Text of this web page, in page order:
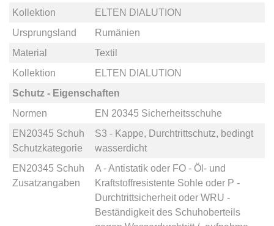
Kollektion
ELTEN DIALUTION
Ursprungsland
Rumänien
Material
Textil
Kollektion
ELTEN DIALUTION
Schutz - Eigenschaften
Normen
EN 20345 Sicherheitsschuhe
EN20345 Schuh
Schutzkategorie
S3 - Kappe, Durchtrittschutz, bedingt
wasserdicht
EN20345 Schuh
Zusatzangaben
A - Antistatikoder FO - Öl- und
Kraftstoffresistente Sohle oder P -
Durchtrittsicherheitoder WRU -
Beständigkeit des Schuhoberteils